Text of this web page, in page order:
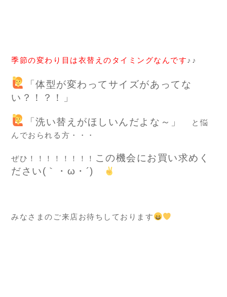
季節の変わり目は衣替えのタイミングなんです♪♪
「体型が変わってサイズがあってな
い？！？！」
「洗い替えがほしいんだよな～」
と悩
んでおられる方・・・
ぜひ！！！！！！！！ この機会にお買い求めく
ださい(｀・ω・´)ゞ
みなさまのご来店お待ちしております